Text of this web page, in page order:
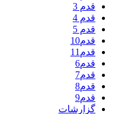
قدم 3
قدم 4
قدم 5
قدم10
قدم11
قدم6
قدم7
قدم8
قدم9
گزارشات